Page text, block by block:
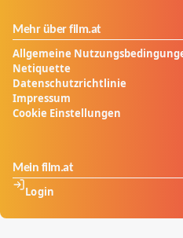
Mehr über film.at
Allgemeine
Netiquette
Datenschutzrichtlinie
Impressum
Cookie Einstellungen
Mein film.at
Login